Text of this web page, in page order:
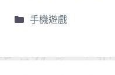
手機遊戲